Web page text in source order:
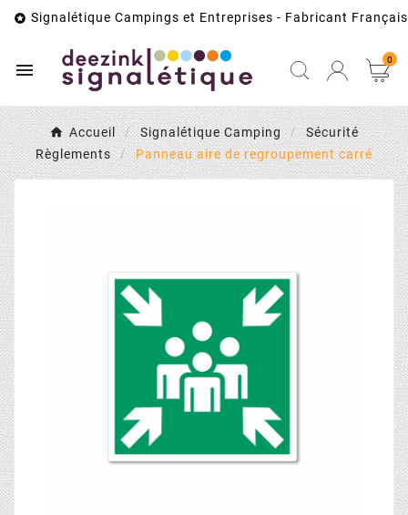
 Signalétique Campings et Entreprises - Fabricant Français
 0
Accueil Signalétique Camping
Sécurité
Règlements
Panneau aire de regroupement carré